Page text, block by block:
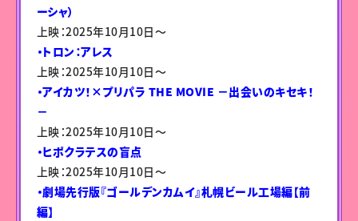
ーシャ）
上映：2025年10月10日〜
・トロン：アレス
上映：2025年10月10日〜
・アイカツ！×プリパラ THE MOVIE －出会いのキセキ！
－
上映：2025年10月10日〜
・ヒポクラテスの盲点
上映：2025年10月10日〜
・劇場先行版『ゴールデンカムイ』札幌ビール工場編【前
編】